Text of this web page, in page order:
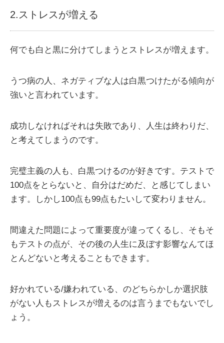
2.ストレスが増える
何でも白と黒に分けてしまうとストレスが増えます。
うつ病の人、ネガティブな人は白黒つけたがる傾向が
強いと言われています。
成功しなければそれは失敗であり、人生は終わりだ、
と考えてしまうのです。
完璧主義の人も、白黒つけるのが好きです。テストで
100点をとらないと、自分はだめだ、と感じてしまい
ます。しかし100点も99点もたいして変わりません。
間違えた問題によって重要度が違ってくるし、そもそ
もテストの点が、その後の人生に及ぼす影響なんてほ
とんどないと考えることもできます。
好かれている/嫌われている、のどちらかしか選択肢
がない人もストレスが増えるのは言うまでもないでし
ょう。